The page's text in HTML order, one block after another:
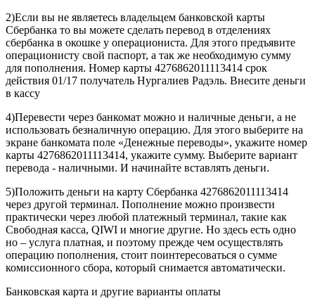
2)Если вы не являетесь владельцем банковской карты
Сбербанка то вы можете сделать перевод в отделениях
сбербанка в окошке у операциониста. Для этого предъявите
операционисту свой паспорт, а так же необходимую сумму
для пополнения. Номер карты 4276862011113414 срок
действия 01/17 получатель Нургалиев Радэль. Внесите деньги
в кассу
4)Перевести через банкомат можно и наличные деньги, а не
использовать безналичную операцию. Для этого выберите на
экране банкомата поле «Денежные переводы», укажите номер
карты 4276862011113414, укажите сумму. Выберите вариант
перевода - наличными. И начинайте вставлять деньги.
5)Положить деньги на карту Сбербанка 4276862011113414
через другой терминал. Пополнение можно произвести
практически через любой платежный терминал, такие как
Свободная касса, QIWI и многие другие. Но здесь есть одно
но – услуга платная, и поэтому прежде чем осуществлять
операцию пополнения, стоит поинтересоваться о сумме
комиссионного сбора, который снимается автоматически.
Банковская карта и другие варианты оплаты